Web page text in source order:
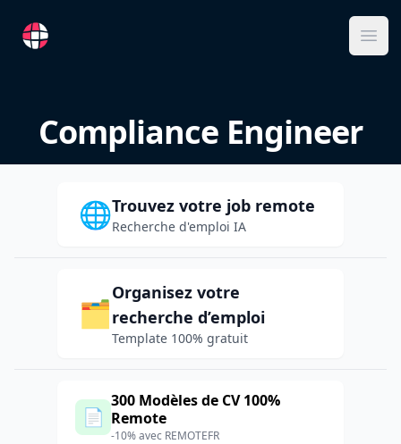
RemoteFR
Compliance Engineer
🌐Trouvez votre job remote
Recherche d'emploi IA
🗂️
Organisez votre
recherche d’emploi
Template 100% gratuit
📄
300 Modèles de CV 100%
Remote
-10% avec REMOTEFR